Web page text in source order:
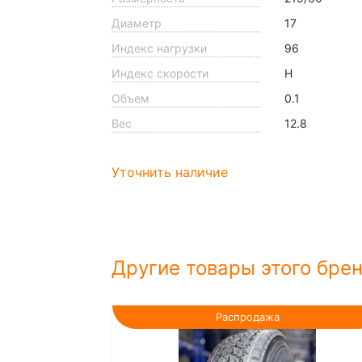
Диаметр
17
Индекс нагрузки
96
Индекс скорости
H
Объем
0.1
Вес
12.8
Уточнить наличие
Другие товары этого
Распродажа